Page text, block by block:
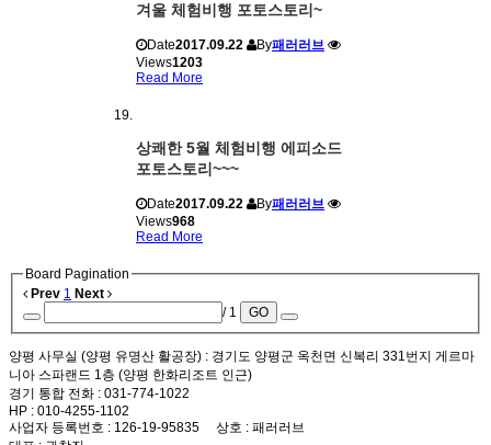
겨울 체험비행 포토스토리~
Date2017.09.22 By패러러브
Views1203
Read More
상쾌한 5월 체험비행 에피소드
포토스토리~~~
Date2017.09.22 By패러러브
Views968
Read More
Board Pagination
Prev 1 Next
/ 1
GO
양평 사무실 (양평 유명산 활공장) : 경기도 양평군 옥천면 신복리 331번지 게르마
니아 스파랜드 1층 (양평 한화리조트 인근)
경기 통합 전화 : 031-774-1022
HP : 010-4255-1102
사업자 등록번호 : 126-19-95835 상호 : 패러러브